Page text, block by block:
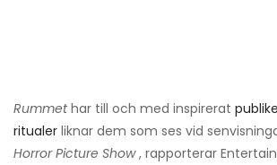
Rummethar till och med inspirerat
ritualer liknar dem som ses vid
Horror Picture Show, rapporterar